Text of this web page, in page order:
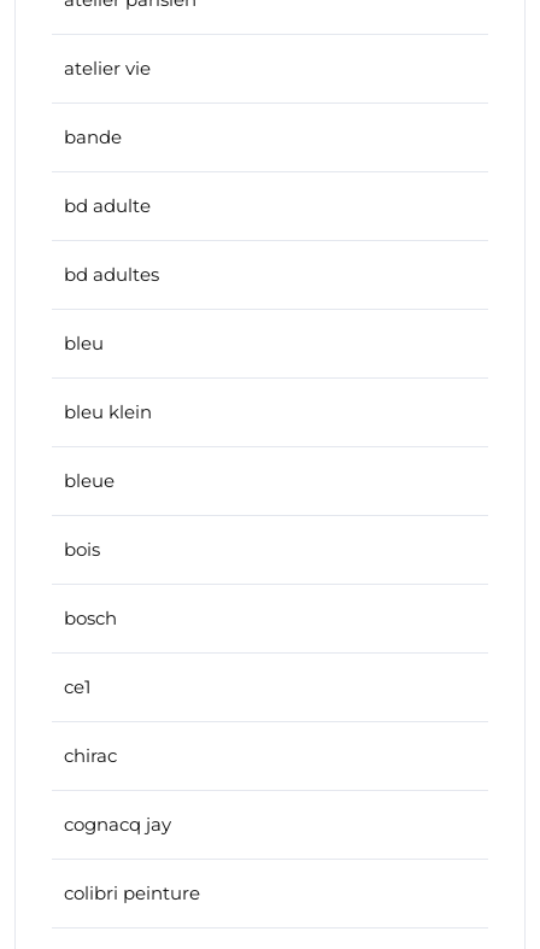
atelier vie
bande
bd adulte
bd adultes
bleu
bleu klein
bleue
bois
bosch
ce1
chirac
cognacq jay
colibri peinture